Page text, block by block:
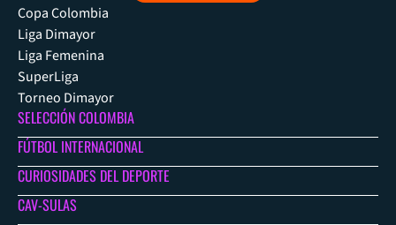
Copa Colombia
Liga Dimayor
Liga Femenina
SuperLiga
Torneo Dimayor
SELECCIÓN COLOMBIA
FÚTBOL INTERNACIONAL
CURIOSIDADES DEL DEPORTE
CAV-SULAS